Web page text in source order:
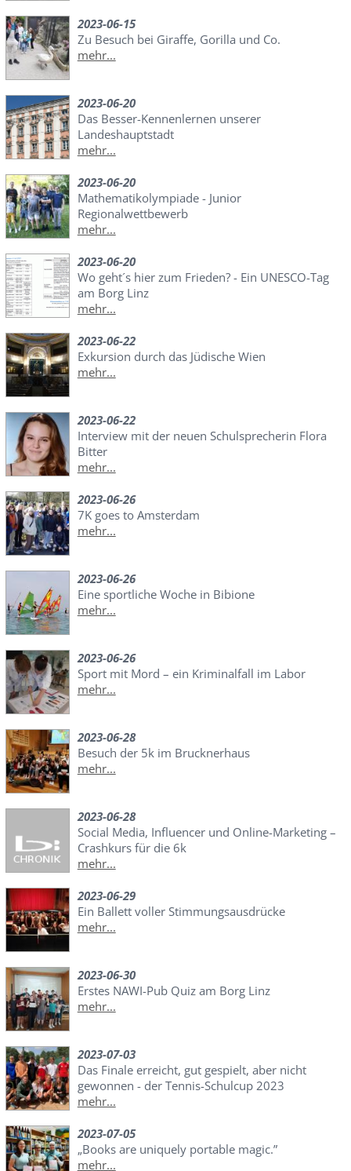
2023-06-15
Zu Besuch bei Giraffe, Gorilla und Co.
mehr...
2023-06-20
Das Besser-Kennenlernen unserer
Landeshauptstadt
mehr...
2023-06-20
Mathematikolympiade - Junior
Regionalwettbewerb
mehr...
2023-06-20
Wo geht´s hier zum Frieden? - Ein UNESCO-Tag
am Borg Linz
mehr...
2023-06-22
Exkursion durch das Jüdische Wien
mehr...
2023-06-22
Interview mit der neuen Schulsprecherin Flora
Bitter
mehr...
2023-06-26
7K goes to Amsterdam
mehr...
2023-06-26
Eine sportliche Woche in Bibione
mehr...
2023-06-26
Sport mit Mord – ein Kriminalfall im Labor
mehr...
2023-06-28
Besuch der 5k im Brucknerhaus
mehr...
2023-06-28
Social Media, Influencer und Online-Marketing –
Crashkurs für die 6k
mehr...
2023-06-29
Ein Ballett voller Stimmungsausdrücke
mehr...
2023-06-30
Erstes NAWI-Pub Quiz am Borg Linz
mehr...
2023-07-03
Das Finale erreicht, gut gespielt, aber nicht
gewonnen - der Tennis-Schulcup 2023
mehr...
2023-07-05
„Books are uniquely portable magic.”
mehr...